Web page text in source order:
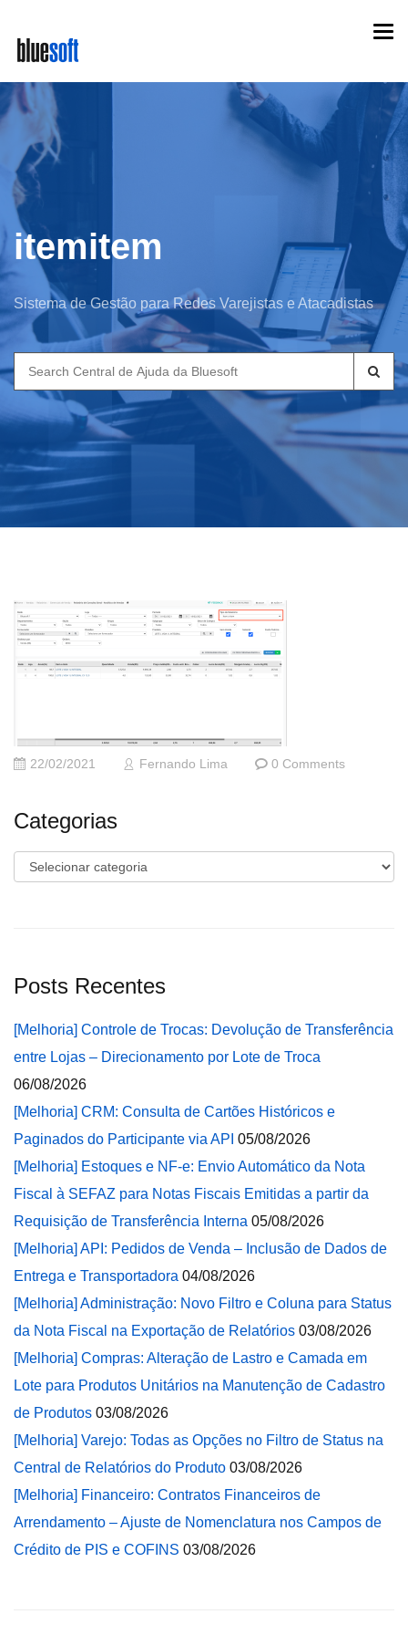
main
content
itemitem
Sistema de Gestão para Redes Varejistas e Atacadistas
Search
for:
22/02/2021 Fernando Lima 0 Comments
Categorias
Categorias
Posts Recentes
[Melhoria] Controle de Trocas: Devolução de Transferência
entre Lojas – Direcionamento por Lote de Troca
06/08/2026
[Melhoria] CRM: Consulta de Cartões Históricos e
Paginados do Participante via API 05/08/2026
[Melhoria] Estoques e NF-e: Envio Automático da Nota
Fiscal à SEFAZ para Notas Fiscais Emitidas a partir da
Requisição de Transferência Interna 05/08/2026
[Melhoria] API: Pedidos de Venda – Inclusão de Dados de
Entrega e Transportadora 04/08/2026
[Melhoria] Administração: Novo Filtro e Coluna para Status
da Nota Fiscal na Exportação de Relatórios 03/08/2026
[Melhoria] Compras: Alteração de Lastro e Camada em
Lote para Produtos Unitários na Manutenção de Cadastro
de Produtos 03/08/2026
[Melhoria] Varejo: Todas as Opções no Filtro de Status na
Central de Relatórios do Produto 03/08/2026
[Melhoria] Financeiro: Contratos Financeiros de
Arrendamento – Ajuste de Nomenclatura nos Campos de
Crédito de PIS e COFINS 03/08/2026